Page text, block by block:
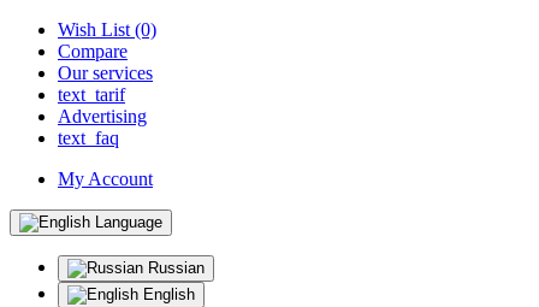
Wish List (0)
Compare
Our services
text_tarif
Advertising
text_faq
My Account
Language
Russian
English